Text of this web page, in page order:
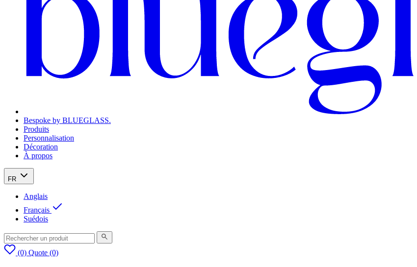
Bespoke by BLUEGLASS.
Produits
Personnalisation
Décoration
À propos
FR
Anglais
Français
Suédois
(0) Quote (0)